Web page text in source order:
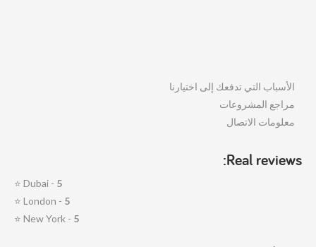
الأسباب التي تدفعك إلى اختيارنا
مراجع المشروعات
معلومات الاتصال
Real reviews:
Dubai - 5
⭐
London - 5
⭐
New York - 5
⭐